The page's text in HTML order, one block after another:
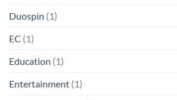
Duospin (1)
EC (1)
Education (1)
Entertainment (1)